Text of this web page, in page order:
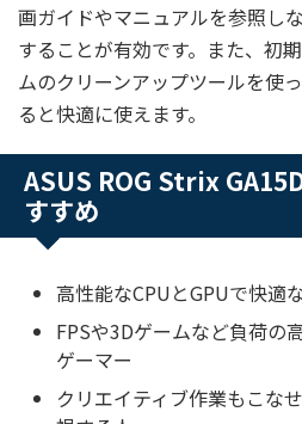
画ガイドやマニュアルを参照し
することが有効です。また、初
ムのクリーンアップツールを使
ると快適に使えます。
ASUS ROG Strix
すすめ
高性能なCPUとGPUで快適
FPSや3Dゲームなど負荷の
ゲーマー
クリエイティブ作業もこな